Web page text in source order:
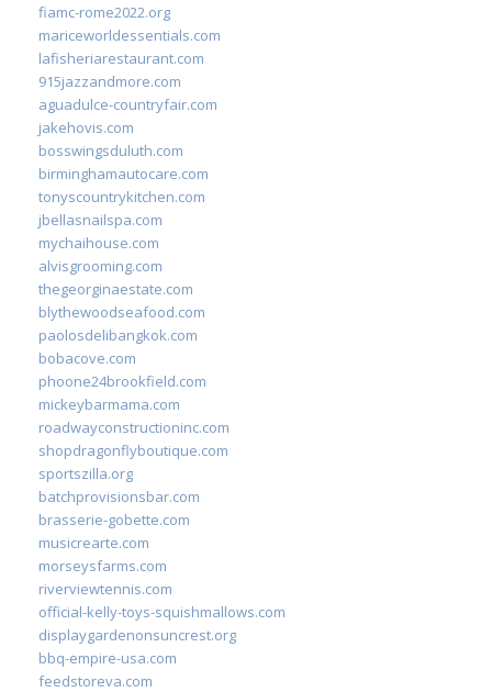
fiamc-rome2022.org
mariceworldessentials.com
lafisheriarestaurant.com
915jazzandmore.com
aguadulce-countryfair.com
jakehovis.com
bosswingsduluth.com
birminghamautocare.com
tonyscountrykitchen.com
jbellasnailspa.com
mychaihouse.com
alvisgrooming.com
thegeorginaestate.com
blythewoodseafood.com
paolosdelibangkok.com
bobacove.com
phoone24brookfield.com
mickeybarmama.com
roadwayconstructioninc.com
shopdragonflyboutique.com
sportszilla.org
batchprovisionsbar.com
brasserie-gobette.com
musicrearte.com
morseysfarms.com
riverviewtennis.com
official-kelly-toys-squishmallows.com
displaygardenonsuncrest.org
bbq-empire-usa.com
feedstoreva.com